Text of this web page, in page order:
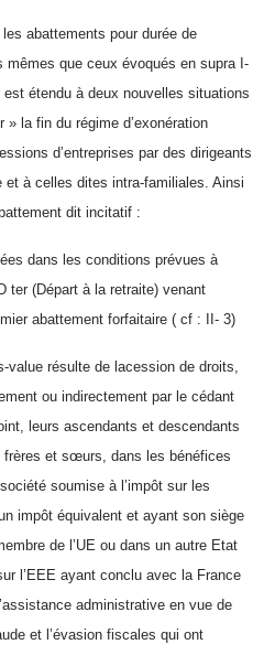
abattements pour durée de
mêmes que ceux évoqués en supra I-
étendu à deux nouvelles situations
» la fin du régime d’exonération
d’entreprises par des dirigeants
et à celles dites intra-familiales. Ainsi
dit incitatif :
dans les conditions prévues à
ter (Départ à la retraite) venant
abattement forfaitaire ( cf : II- 3)
value résulte de lacession de droits,
ou indirectement par le cédant
leurs ascendants et descendants
frères et sœurs, dans les bénéfices
soumise à l’impôt sur les
impôt équivalent et ayant son siège
de l’UE ou dans un autre Etat
l’EEE ayant conclu avec la France
administrative en vue de
et l’évasion fiscales qui ont